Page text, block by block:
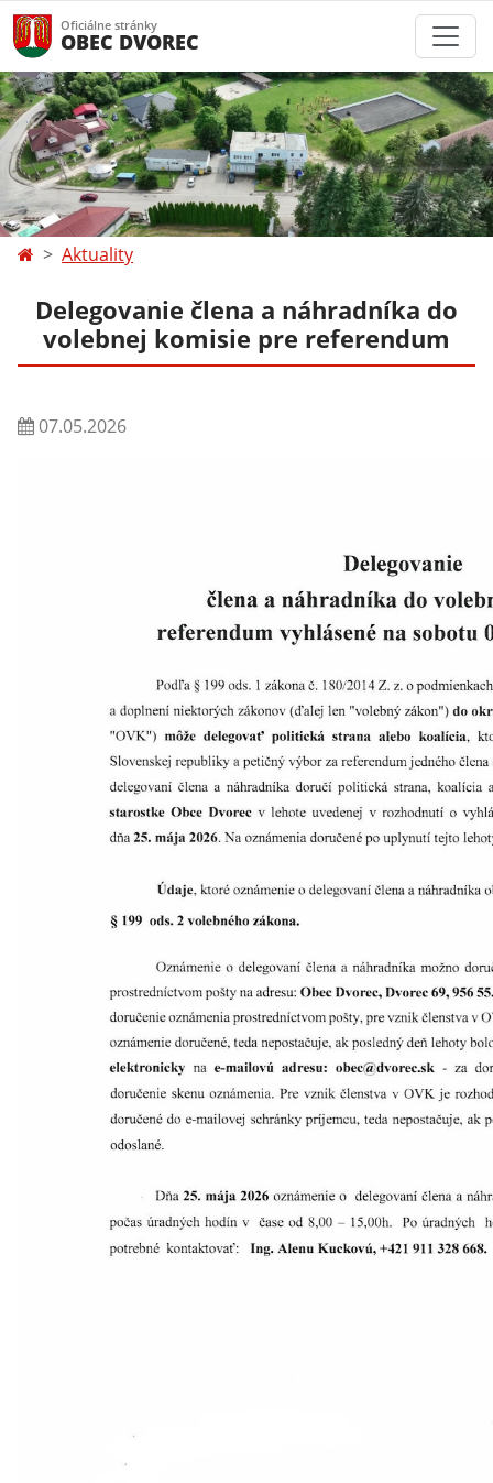
Oficiálne stránky
OBEC DVOREC
Aktuality
Delegovanie člena a náhradníka do
volebnej komisie pre referendum
07.05.2026